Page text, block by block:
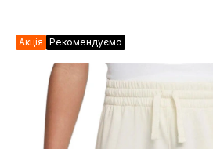
Акція Рекомендуємо